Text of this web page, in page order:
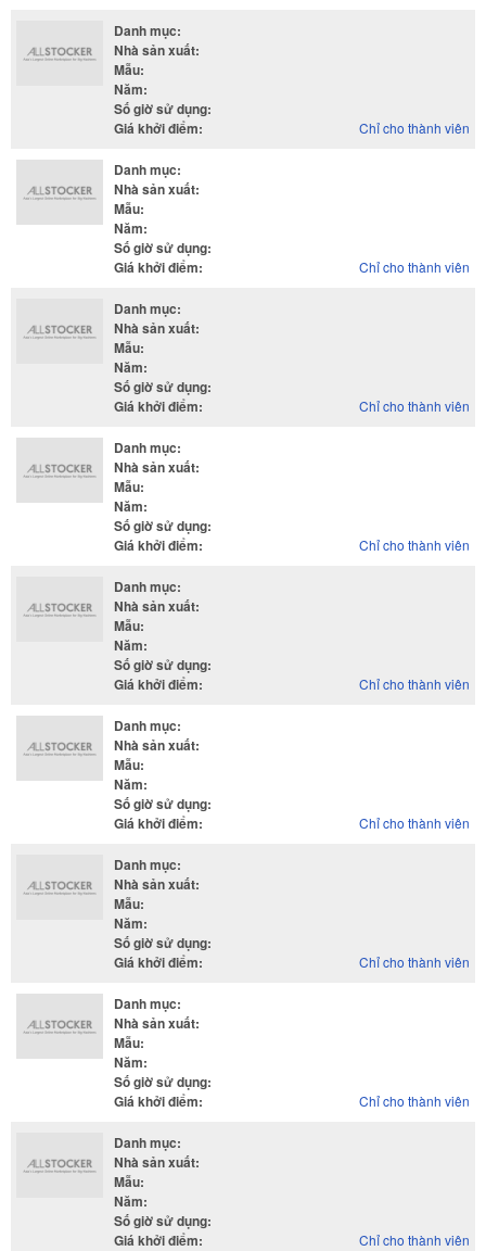
Danh mục:
Nhà sản xuất:
Mẫu:
Năm:
Số giờ sử dụng:
Giá khởi điểm: Chỉ cho thành viên
Danh mục:
Nhà sản xuất:
Mẫu:
Năm:
Số giờ sử dụng:
Giá khởi điểm: Chỉ cho thành viên
Danh mục:
Nhà sản xuất:
Mẫu:
Năm:
Số giờ sử dụng:
Giá khởi điểm: Chỉ cho thành viên
Danh mục:
Nhà sản xuất:
Mẫu:
Năm:
Số giờ sử dụng:
Giá khởi điểm: Chỉ cho thành viên
Danh mục:
Nhà sản xuất:
Mẫu:
Năm:
Số giờ sử dụng:
Giá khởi điểm: Chỉ cho thành viên
Danh mục:
Nhà sản xuất:
Mẫu:
Năm:
Số giờ sử dụng:
Giá khởi điểm: Chỉ cho thành viên
Danh mục:
Nhà sản xuất:
Mẫu:
Năm:
Số giờ sử dụng:
Giá khởi điểm: Chỉ cho thành viên
Danh mục:
Nhà sản xuất:
Mẫu:
Năm:
Số giờ sử dụng:
Giá khởi điểm: Chỉ cho thành viên
Danh mục:
Nhà sản xuất:
Mẫu:
Năm:
Số giờ sử dụng:
Giá khởi điểm: Chỉ cho thành viên